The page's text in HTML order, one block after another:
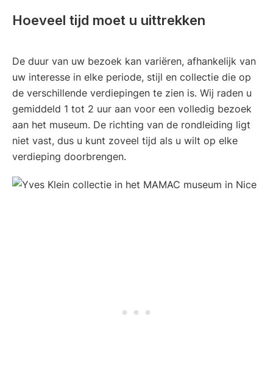
Hoeveel tijd moet u uittrekken
De duur van uw bezoek kan variëren, afhankelijk van
uw interesse in elke periode, stijl en collectie die op
de verschillende verdiepingen te zien is. Wij raden u
gemiddeld 1 tot 2 uur aan voor een volledig bezoek
aan het museum. De richting van de rondleiding ligt
niet vast, dus u kunt zoveel tijd als u wilt op elke
verdieping doorbrengen.